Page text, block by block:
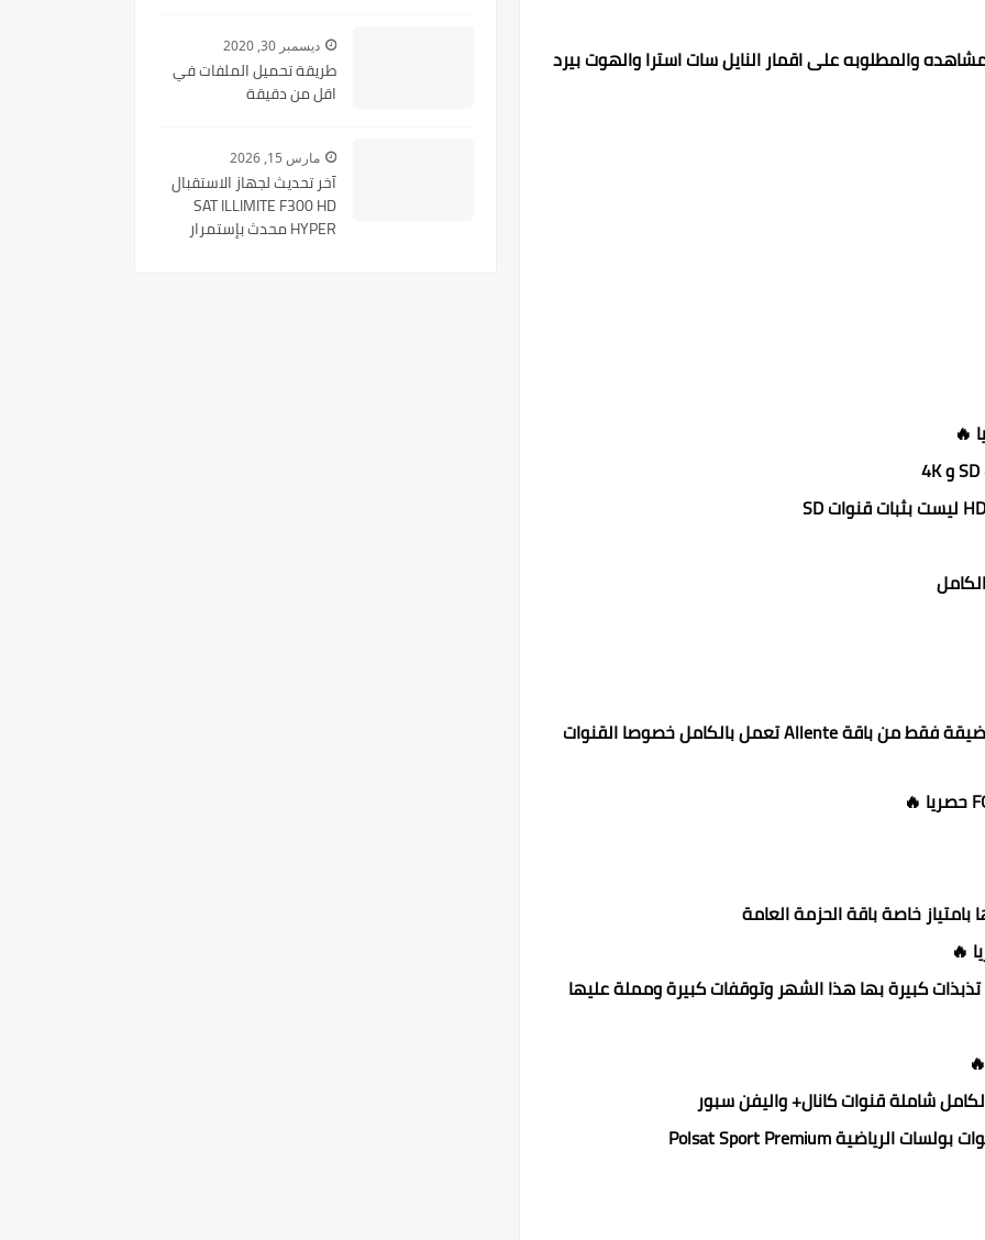
والمطلوبه على اقمار النايل سات استرا والهوت بيرد
قنوات السويد والدنمارك على الحزمة الضيقة فقط من باقة Allente تعمل بالكامل خصوصا القنوات
ديسمبر 30, 2020
طريقة تحميل الملفات في
اقل من دقيقة
مارس 15, 2026
آخر تحديث لجهاز الاستقبال
SAT ILLIMITE F300 HD
HYPER محدث بإستمرار